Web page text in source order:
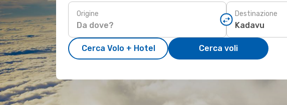
Origine Destinazione
Cerca Volo + Hotel Cerca voli